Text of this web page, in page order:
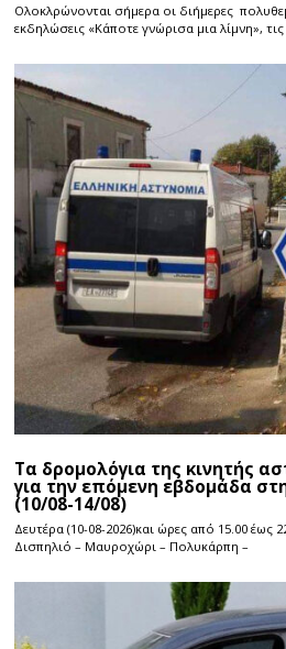
Ολοκλρώνονται σήμερα οι διήμερες
εκδηλώσεις «Κάποτε γνώρισα μια λίμνη»,
Τα δρομολόγια της κινητής
για την επόμενη εβδομάδα
(10/08-14/08)
Δευτέρα (10-08-2026)και ώρες από 15.00
Δισπηλιό – Μαυροχώρι – Πολυκάρπη –